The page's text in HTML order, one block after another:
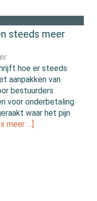
steeds meer
hoe er steeds
aanpakken van
bestuurders
voor onderbetaling
waar het pijn
meer …]